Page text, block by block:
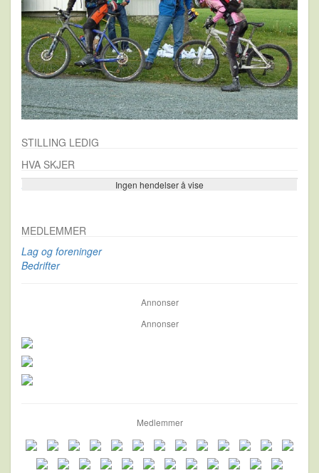
STILLING LEDIG
HVA SKJER
Ingen hendelser å vise
Se flere…
MEDLEMMER
Lag og foreninger
Bedrifter
Annonser
Annonser
Medlemmer